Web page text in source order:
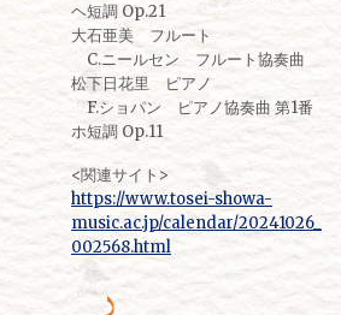
ヘ短調 Op.21
大石亜美 フルート
C.ニールセン フルート協奏曲
松下日花里 ピアノ
F.ショパン ピアノ協奏曲 第1番
ホ短調 Op.11
<関連サイト>
https://www.tosei-showa-
music.ac.jp/calendar/20241026_
002568.html